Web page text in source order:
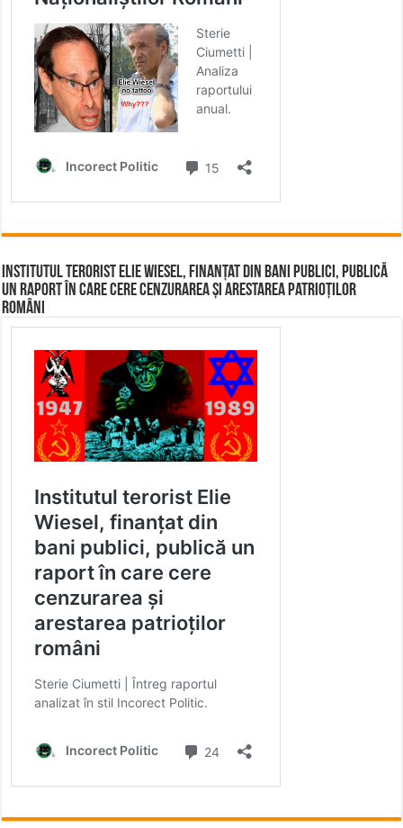
Institutul terorist Elie Wiesel, finanțat din bani publici, publică
un raport în care cere cenzurarea și arestarea patrioților
români